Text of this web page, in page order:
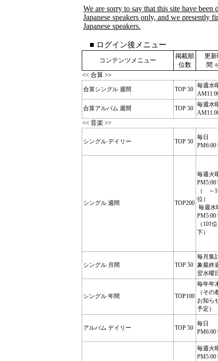
We are sorry to say that this site have been
Japanese speakers only, and we presently
Japanese speakers.
■ ログイン後メニュー
コンテンツメニュー
掲載順
位数
更
間
<< 合算 >>
合算シングル 週間 TOP 50
毎週水
合算アルバム 週間 TOP 50
毎週水
<< 音楽 >>
シングル デイリー TOP 50
毎日
PM6:00
シングル 週間 TOP200
毎週火
PM5:00
（ ～
位）
毎週
PM5:00
（101
下）
シングル 月間 TOP 50
毎月集
象最終
翌水曜
シングル 年間 TOP100
毎年年
（その
お知ら
予定）
アルバム デイリー TOP 50
毎日
PM6:00
毎週火
PM5:00